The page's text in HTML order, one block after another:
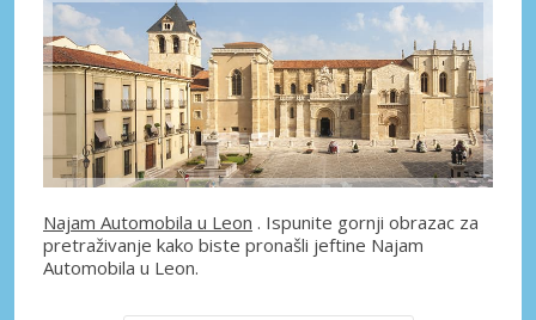
Najam Automobila u Leon . Ispunite gornji obrazac za
pretraživanje kako biste pronašli jeftine Najam
Automobila u Leon.